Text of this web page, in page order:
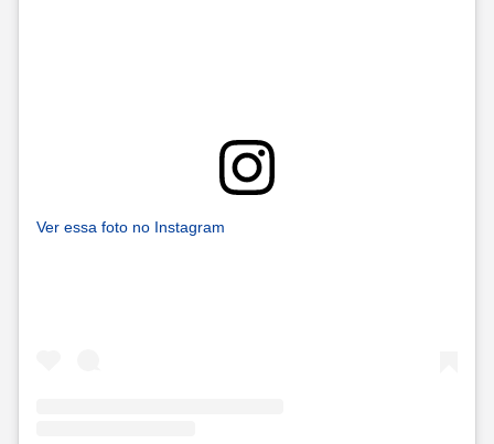
Ver essa foto no Instagram